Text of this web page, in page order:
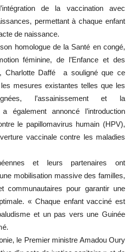
de la vaccination avec
permettant à chaque enfant
de naissance.
homologue de la Santé en congé,
féminine, de l’Enfance et des
Charlotte Daffé a souligné que ce
mesures existantes telles que les
l’assainissement et la
également annoncé l’introduction
le papillomavirus humain (HPV),
vaccinale contre les maladies
et leurs partenaires ont
mobilisation massive des familles,
communautaires pour garantir une
« Chaque enfant vacciné est
et un pas vers une Guinée
le Premier ministre Amadou Oury